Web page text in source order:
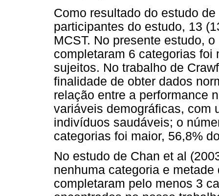
Como resultado do estudo
participantes do estudo, 13
MCST. No presente estudo,
completaram 6 categorias foi
sujeitos. No trabalho de
finalidade de obter dados
relação entre a performance
variáveis demográficas, com
indivíduos saudáveis; o
categorias foi maior, 56,8%
No estudo de Chan et al
nenhuma categoria e
completaram pelo menos 3